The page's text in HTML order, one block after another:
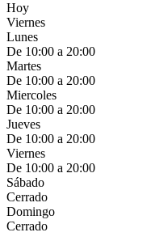
Hoy
Viernes
Lunes
De 10:00 a 20:00
Martes
De 10:00 a 20:00
Miercoles
De 10:00 a 20:00
Jueves
De 10:00 a 20:00
Viernes
De 10:00 a 20:00
Sábado
Cerrado
Domingo
Cerrado